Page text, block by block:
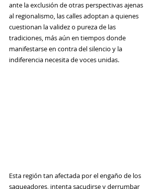
ante la exclusión de otras perspectivas ajenas
al regionalismo, las calles adoptan a quienes
cuestionan la validez o pureza de las
tradiciones, más aún en tiempos donde
manifestarse en contra del silencio y la
indiferencia necesita de voces unidas.
Esta región tan afectada por el engaño de los
saqueadores, intenta sacudirse y derrumbar